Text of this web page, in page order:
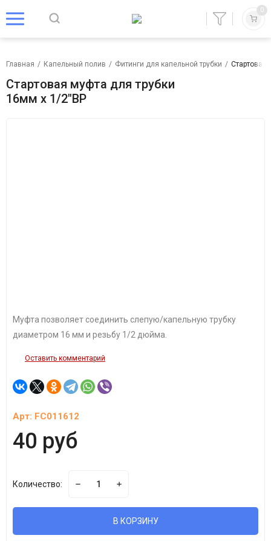
0
Главная / Капельный полив / Фитинги для капельной трубки / Стартовая
Стартовая муфта для трубки
16мм х 1/2"ВР
Муфта позволяет соединить слепую/капельную трубку
диаметром 16 мм и резьбу 1/2 дюйма.
Оставить комментарий
Арт: FC011612
40 руб
Количество:
В КОРЗИНУ